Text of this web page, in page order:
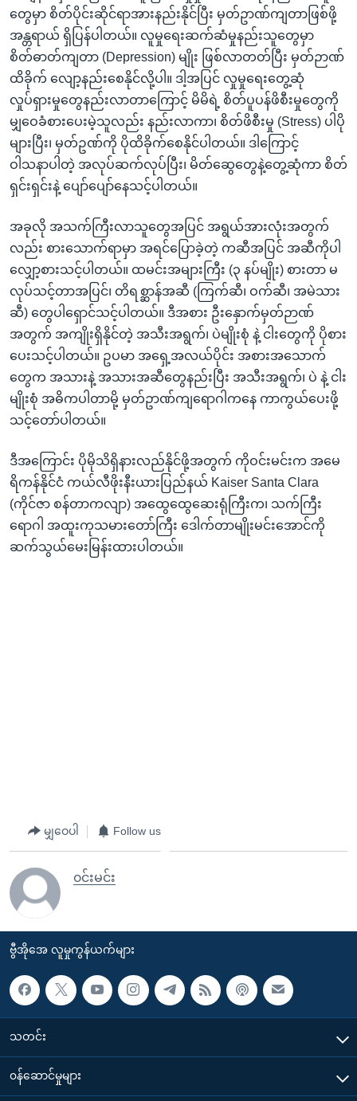
တွေမှာ စိတ်ပိုင်းဆိုင်ရာအားနည်းနိုင်ပြီး မှတ်ဥာဏ်ကျတာဖြစ်ဖို့
အန္တရာယ် ရှိပြန်ပါတယ်။ လူမှုရေးဆက်ဆံမှုနည်းသူတွေမှာ
စိတ်ဓာတ်ကျတာ (Depression) မျိုး ဖြစ်လာတတ်ပြီး မှတ်ဉာဏ်
ထိခိုက် လျော့နည်းစေနိုင်လို့ပါ။ ဒါ့အပြင် လှုမှုရေးတွေ့ဆုံ
လှုပ်ရှားမှုတွေနည်းလာတာကြောင့် မိမိရဲ့ စိတ်ပူပန်ဖိစီးမှုတွေကို
မျှဝေခံစားပေးမဲ့သူလည်း နည်းလာကာ၊ စိတ်ဖိစီးမှု (Stress) ပါပို
များပြီး၊ မှတ်ဥဏ်ကို ပိုထိခိုက်စေနိုင်ပါတယ်။ ဒါကြောင့်
ဝါသနာပါတဲ့ အလုပ်ဆက်လုပ်ပြီး၊ မိတ်ဆွေတွေနဲ့တွေ့ဆုံကာ စိတ်
ရှင်းရှင်းနဲ့ ပျော်ပျော်နေသင့်ပါတယ်။
အခုလို အသက်ကြီးလာသူတွေအပြင် အရွယ်အားလုံးအတွက်
လည်း စားသောက်ရာမှာ အရင်ပြောခဲ့တဲ့ ကဆီအပြင် အဆီကိုပါ
လျှော့စားသင့်ပါတယ်။ ထမင်းအများကြီး (၃ နပ်မျိုး) စားတာ မ
လုပ်သင့်တာအပြင်၊ တိရစ္ဆာန်အဆီ (ကြက်ဆီ၊ ဝက်ဆီ၊ အမဲသား
ဆီ) တွေပါရှောင်သင့်ပါတယ်။ ဒီအစား ဦးနှောက်မှတ်ဉာဏ်
အတွက် အကျိုးရှိနိုင်တဲ့ အသီးအရွက်၊ ပဲမျိုးစုံ နဲ့ ငါးတွေကို ပိုစား
ပေးသင့်ပါတယ်။ ဥပမာ အရှေ့အလယ်ပိုင်း အစားအသောက်
တွေက အသားနဲ့ အသားအဆီတွေနည်းပြီး အသီးအရွက်၊ ပဲ နဲ့ ငါး
မျိုးစုံ အဓိကပါတာမို့ မှတ်ဥာဏ်ကျရောဂါကနေ ကာကွယ်ပေးဖို့
သင့်တော်ပါတယ်။
ဒီအကြောင်း ပိုမိုသိရှိနားလည်နိုင်ဖို့အတွက် ကိုဝင်းမင်းက အမေ
ရိကန်နိုင်ငံ ကယ်လီဖိုးနီးယားပြည်နယ် Kaiser Santa Clara
(ကိုင်ဇာ စန်တာကလျာ) အထွေထွေဆေးရုံကြီးက၊ သက်ကြီး
ရောဂါ အထူးကုသမားတော်ကြီး ဒေါက်တာမျိုးမင်းအောင်ကို
ဆက်သွယ်မေးမြန်းထားပါတယ်။
မျှဝေပါ Follow us
၀င်းမင်း
ဗွီအိုအေ လူမှုကွန်ယက်များ
သတင်း
၀န်ဆောင်မှုများ